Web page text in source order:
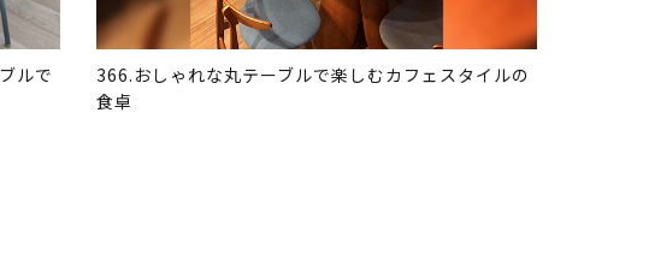
ルで
366.おしゃれな丸テーブルで楽しむカフェスタイルの
食卓